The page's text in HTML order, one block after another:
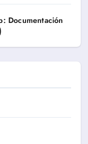
Documentación